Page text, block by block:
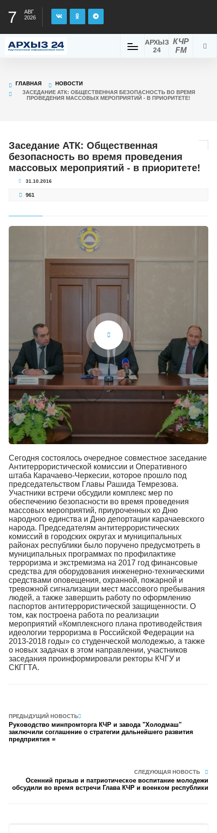
7
АВГ
2026
КЧР
FM
АРХЫЗ
24
ГЛАВНАЯ
НОВОСТИ
ЗАСЕДАНИЕ АТК: ОБЩЕСТВЕННАЯ БЕЗОПАСНОСТЬ ВО ВРЕМЯ
ПРОВЕДЕНИЯ МАССОВЫХ МЕРОПРИЯТИЙ - В ПРИОРИТЕТЕ!
Заседание АТК: Общественная
безопасность во время проведения
массовых мероприятий - в приоритете!
31.10.2016
961
Сегодня состоялось очередное совместное заседание
Антитеррористической комиссии и Оперативного
штаба Карачаево-Черкесии, которое прошло под
председательством Главы Рашида Темрезова.
Участники встречи обсудили комплекс мер по
обеспечению безопасности во время проведения
массовых мероприятий, приуроченных ко Дню
народного единства и Дню депортации карачаевского
народа. Председателям антитеррористических
комиссий в городских округах и муниципальных
районах республики было поручено предусмотреть в
муниципальных программах по профилактике
терроризма и экстремизма на 2017 год финансовые
средства для оборудования инженерно-техническими
средствами оповещения, охранной, пожарной и
тревожной сигнализации мест массового пребывания
людей, а также завершить работу по оформлению
паспортов антитеррористической защищенности. О
том, как построена работа по реализации
мероприятий «Комплексного плана противодействия
идеологии терроризма в Российской Федерации на
2013-2018 годы» со студенческой молодежью, а также
о новых задачах в этом направлении, участников
заседания проинформировали ректоры КЧГУ и
СКГГТА.
ПРЕДЫДУЩИЙ НОВОСТЬ
Руководство минпромторга КЧР и завода "Холодмаш"
заключили соглашение о стратегии дальнейшего развития
предприятия =
СЛЕДУЮЩАЯ НОВОСТЬ
Осенний призыв и патриотическое воспитание молодежи
обсудили во время встречи Глава КЧР и военком республики